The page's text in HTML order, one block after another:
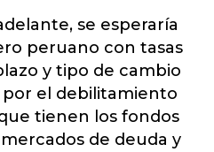
se esperaría
peruano con tasas
y tipo de cambio
por el debilitamiento
tienen los fondos
de deuda y